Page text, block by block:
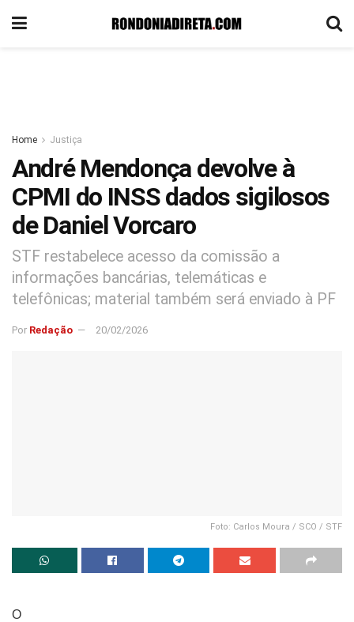
Home Justiça
André Mendonça devolve à
CPMI do INSS dados sigilosos
de Daniel Vorcaro
STF restabelece acesso da comissão a
informações bancárias, telemáticas e
telefônicas; material também será enviado à PF
Por Redação 20/02/2026
Foto: Carlos Moura / SCO / STF
O